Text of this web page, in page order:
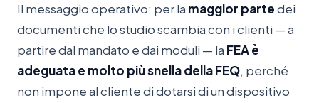
Il messaggio operativo: per la maggior partedei
documenti che lo studio scambia con i clienti — a
partire dal mandato e dai moduli — la FEA è
adeguata e molto più snella della FEQ, perché
non impone al cliente di dotarsi di un dispositivo